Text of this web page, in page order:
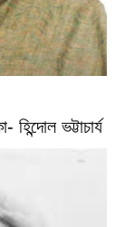
ভট্টাচার্য